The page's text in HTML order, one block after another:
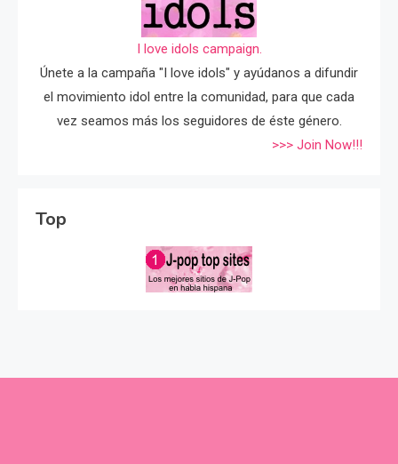
I love idols campaign.
Únete a la campaña "I love idols" y ayúdanos a difundir
el movimiento idol entre la comunidad, para que cada
vez seamos más los seguidores de éste género.
>>> Join Now!!!
Top